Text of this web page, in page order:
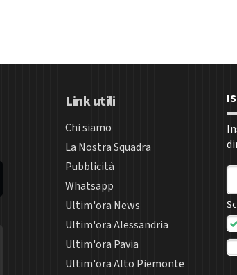
Link utili
Chi siamo
La Nostra Squadra
Pubblicità
Whatsapp
Ultim'ora News
Ultim'ora Alessandria
Ultim'ora Pavia
Ultim'ora Alto Piemonte